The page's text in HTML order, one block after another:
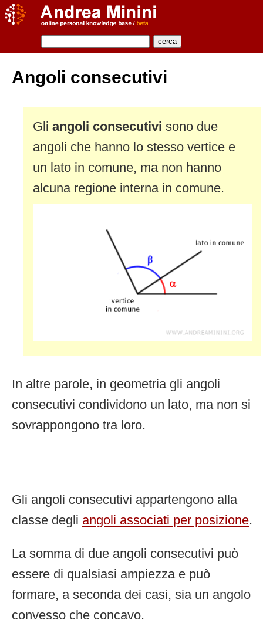
Angoli consecutivi
Gli angoli consecutivi sono due
angoli che hanno lo stesso vertice e
un lato in comune, ma non hanno
alcuna regione interna in comune.
In altre parole, in geometria gli angoli
consecutivi condividono un lato, ma non si
sovrappongono tra loro.
Gli angoli consecutivi appartengono alla
classe degli angoli associati per posizione.
La somma di due angoli consecutivi può
essere di qualsiasi ampiezza e può
formare, a seconda dei casi, sia un angolo
convesso che concavo.